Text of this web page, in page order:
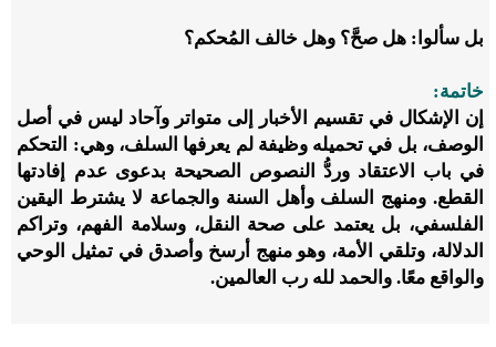
بل سألوا: هل صحَّ؟ وهل خالف المُحكم؟
خاتمة:
إن الإشكال في تقسيم الأخبار إلى متواتر وآحاد ليس في أصل
الوصف، بل في تحميله وظيفة لم يعرفها السلف، وهي: التحكم
في باب الاعتقاد وردُّ النصوص الصحيحة بدعوى عدم إفادتها
القطع. ومنهج السلف وأهل السنة والجماعة لا يشترط اليقين
الفلسفي، بل يعتمد على صحة النقل، وسلامة الفهم، وتراكم
الدلالة، وتلقي الأمة، وهو منهج أرسخ وأصدق في تمثيل الوحي
والواقع معًا. والحمد لله رب العالمين.